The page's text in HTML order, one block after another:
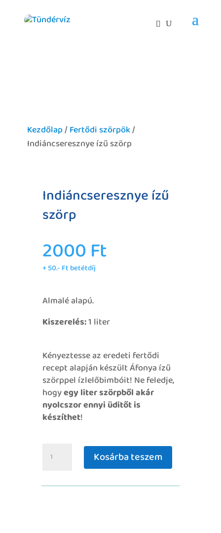
Kezdőlap/Fertődi szörpök/
Indiáncseresznye ízű szörp
Indiáncseresznye ízű
szörp
2000 Ft
+ 50.- Ft betétdíj
Almalé alapú.
Kiszerelés:1 liter
Kényeztesse az eredeti fertődi
recept alapján készült Áfonya ízű
szörppel ízlelőbimbóit! Ne feledje,
hogyegy liter szörpből akár
nyolcszor ennyi üditőt is
készíthet!
Indiáncseresznye
ízű
Kosárba teszem